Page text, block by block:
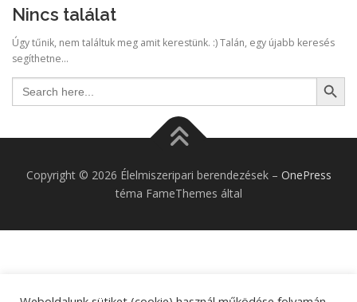
Nincs találat
Úgy tűnik, nem találtuk meg amit kerestünk. :) Talán, egy újabb keresés
segíthetne...
Search
for:
Search Button
Copyright © 2026 Élelmiszeripari berendezések – OnePress
téma FameThemes által